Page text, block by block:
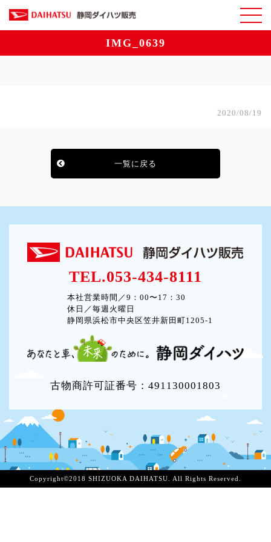
IMG_0639
2020/08/19
一覧に戻る
TEL.053-434-8111
本社営業時間／9：00〜17：30
休日／毎週火曜日
静岡県浜松市中央区笠井新田町1205-1
古物商許可証番号：491130001803
Copyright©2018 SHIZUOKA DAIHATSU. All Rights Reserved.